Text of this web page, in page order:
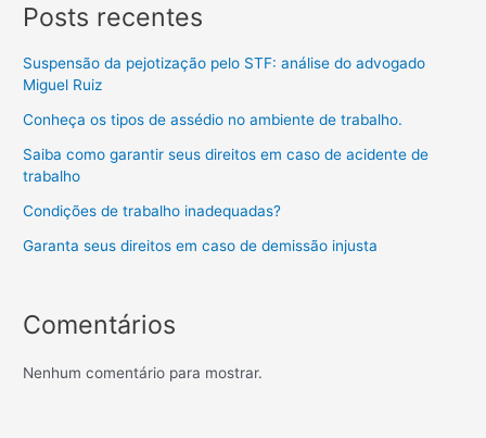
Posts recentes
Suspensão da pejotização pelo STF: análise do advogado
Miguel Ruiz
Conheça os tipos de assédio no ambiente de trabalho.
Saiba como garantir seus direitos em caso de acidente de
trabalho
Condições de trabalho inadequadas?
Garanta seus direitos em caso de demissão injusta
Comentários
Nenhum comentário para mostrar.